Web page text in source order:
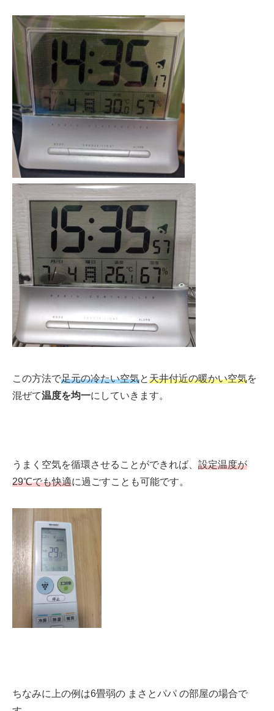
この方法で足元の冷たい空気と天井付近の暖かい空気を
混ぜて温度を均一にしていきます。
うまく空気を循環させることができれば、 設定温度が
29℃でも快適に過ごすことも可能です。
ちなみに上の例は6畳弱の まさとパパ の部屋の場合で